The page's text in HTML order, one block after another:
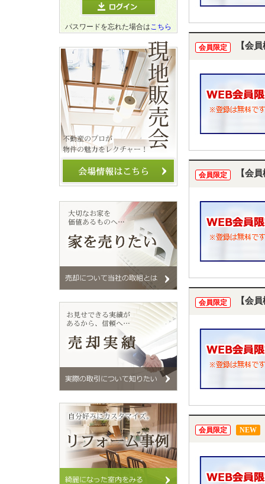
会員限定 【会
会員限定 【会
会員限定 【会
会員限定 NEW
パスワードを忘れた場合はこちら